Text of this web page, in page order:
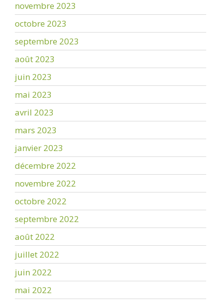
novembre 2023
octobre 2023
septembre 2023
août 2023
juin 2023
mai 2023
avril 2023
mars 2023
janvier 2023
décembre 2022
novembre 2022
octobre 2022
septembre 2022
août 2022
juillet 2022
juin 2022
mai 2022